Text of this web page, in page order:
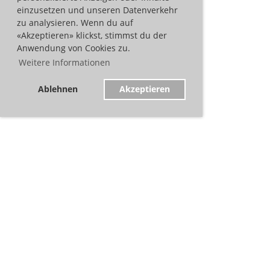
einzusetzen und unseren Datenverkehr
zu analysieren. Wenn du auf
«Akzeptieren» klickst, stimmst du der
Anwendung von Cookies zu.
Weitere Informationen
Ablehnen Akzeptieren